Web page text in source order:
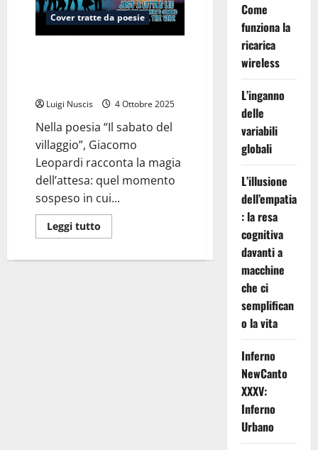
Cover tratte da poesie
Luigi Nuscis 4 Ottobre 2025
Nella poesia “Il sabato del
villaggio”, Giacomo
Leopardi racconta la magia
dell’attesa: quel momento
sospeso in cui...
Leggi tutto
di
Saturday
Come
funziona la
ricarica
wireless
L’inganno
delle
variabili
globali
L’illusione
dell’empatia
: la resa
cognitiva
davanti a
macchine
che ci
semplifican
o la vita
Inferno
NewCanto
XXXV:
Inferno
Urbano